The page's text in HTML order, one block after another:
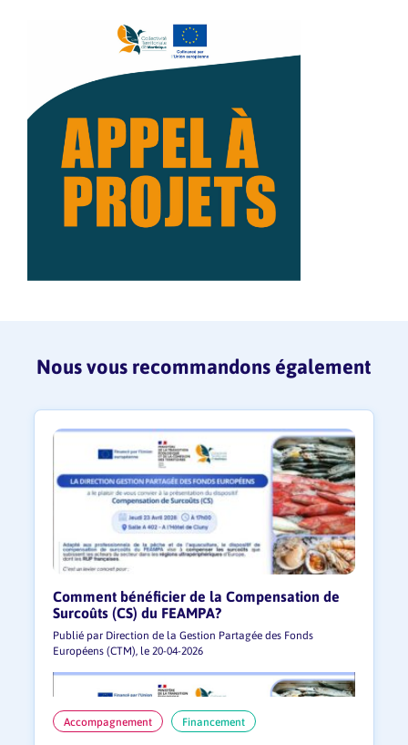
Nous vous recommandons également
Comment bénéficier de la Compensation de
Surcoûts (CS) du FEAMPA?
Publié par Direction de la Gestion Partagée des Fonds
Européens (CTM), le 20-04-2026
Accompagnement Financement